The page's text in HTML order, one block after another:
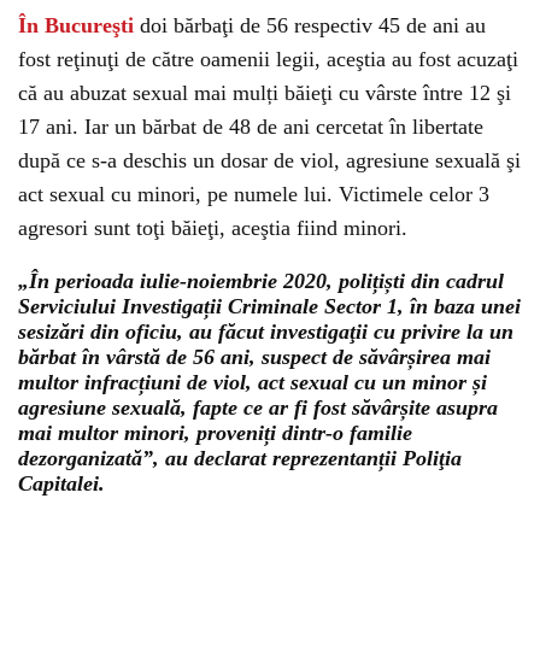
În Bucureşti doi bărbaţi de 56 respectiv 45 de ani au
fost reţinuţi de către oamenii legii, aceştia au fost acuzaţi
că au abuzat sexual mai mulți băieţi cu vârste între 12 şi
17 ani. Iar un bărbat de 48 de ani cercetat în libertate
după ce s-a deschis un dosar de viol, agresiune sexuală şi
act sexual cu minori, pe numele lui. Victimele celor 3
agresori sunt toţi băieţi, aceştia fiind minori.
„În perioada iulie-noiembrie 2020, polițiști din cadrul
Serviciului Investigații Criminale Sector 1, în baza unei
sesizări din oficiu, au făcut investigaţii cu privire la un
bărbat în vârstă de 56 ani, suspect de săvârșirea mai
multor infracțiuni de viol, act sexual cu un minor și
agresiune sexuală, fapte ce ar fi fost săvârșite asupra
mai multor minori, proveniți dintr-o familie
dezorganizată”, au declarat reprezentanții Poliţia
Capitalei.